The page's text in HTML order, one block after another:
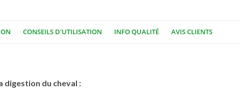
CONSEILS D'UTILISATION INFO QUALITÉ AVIS CLIENTS
digestion du cheval :